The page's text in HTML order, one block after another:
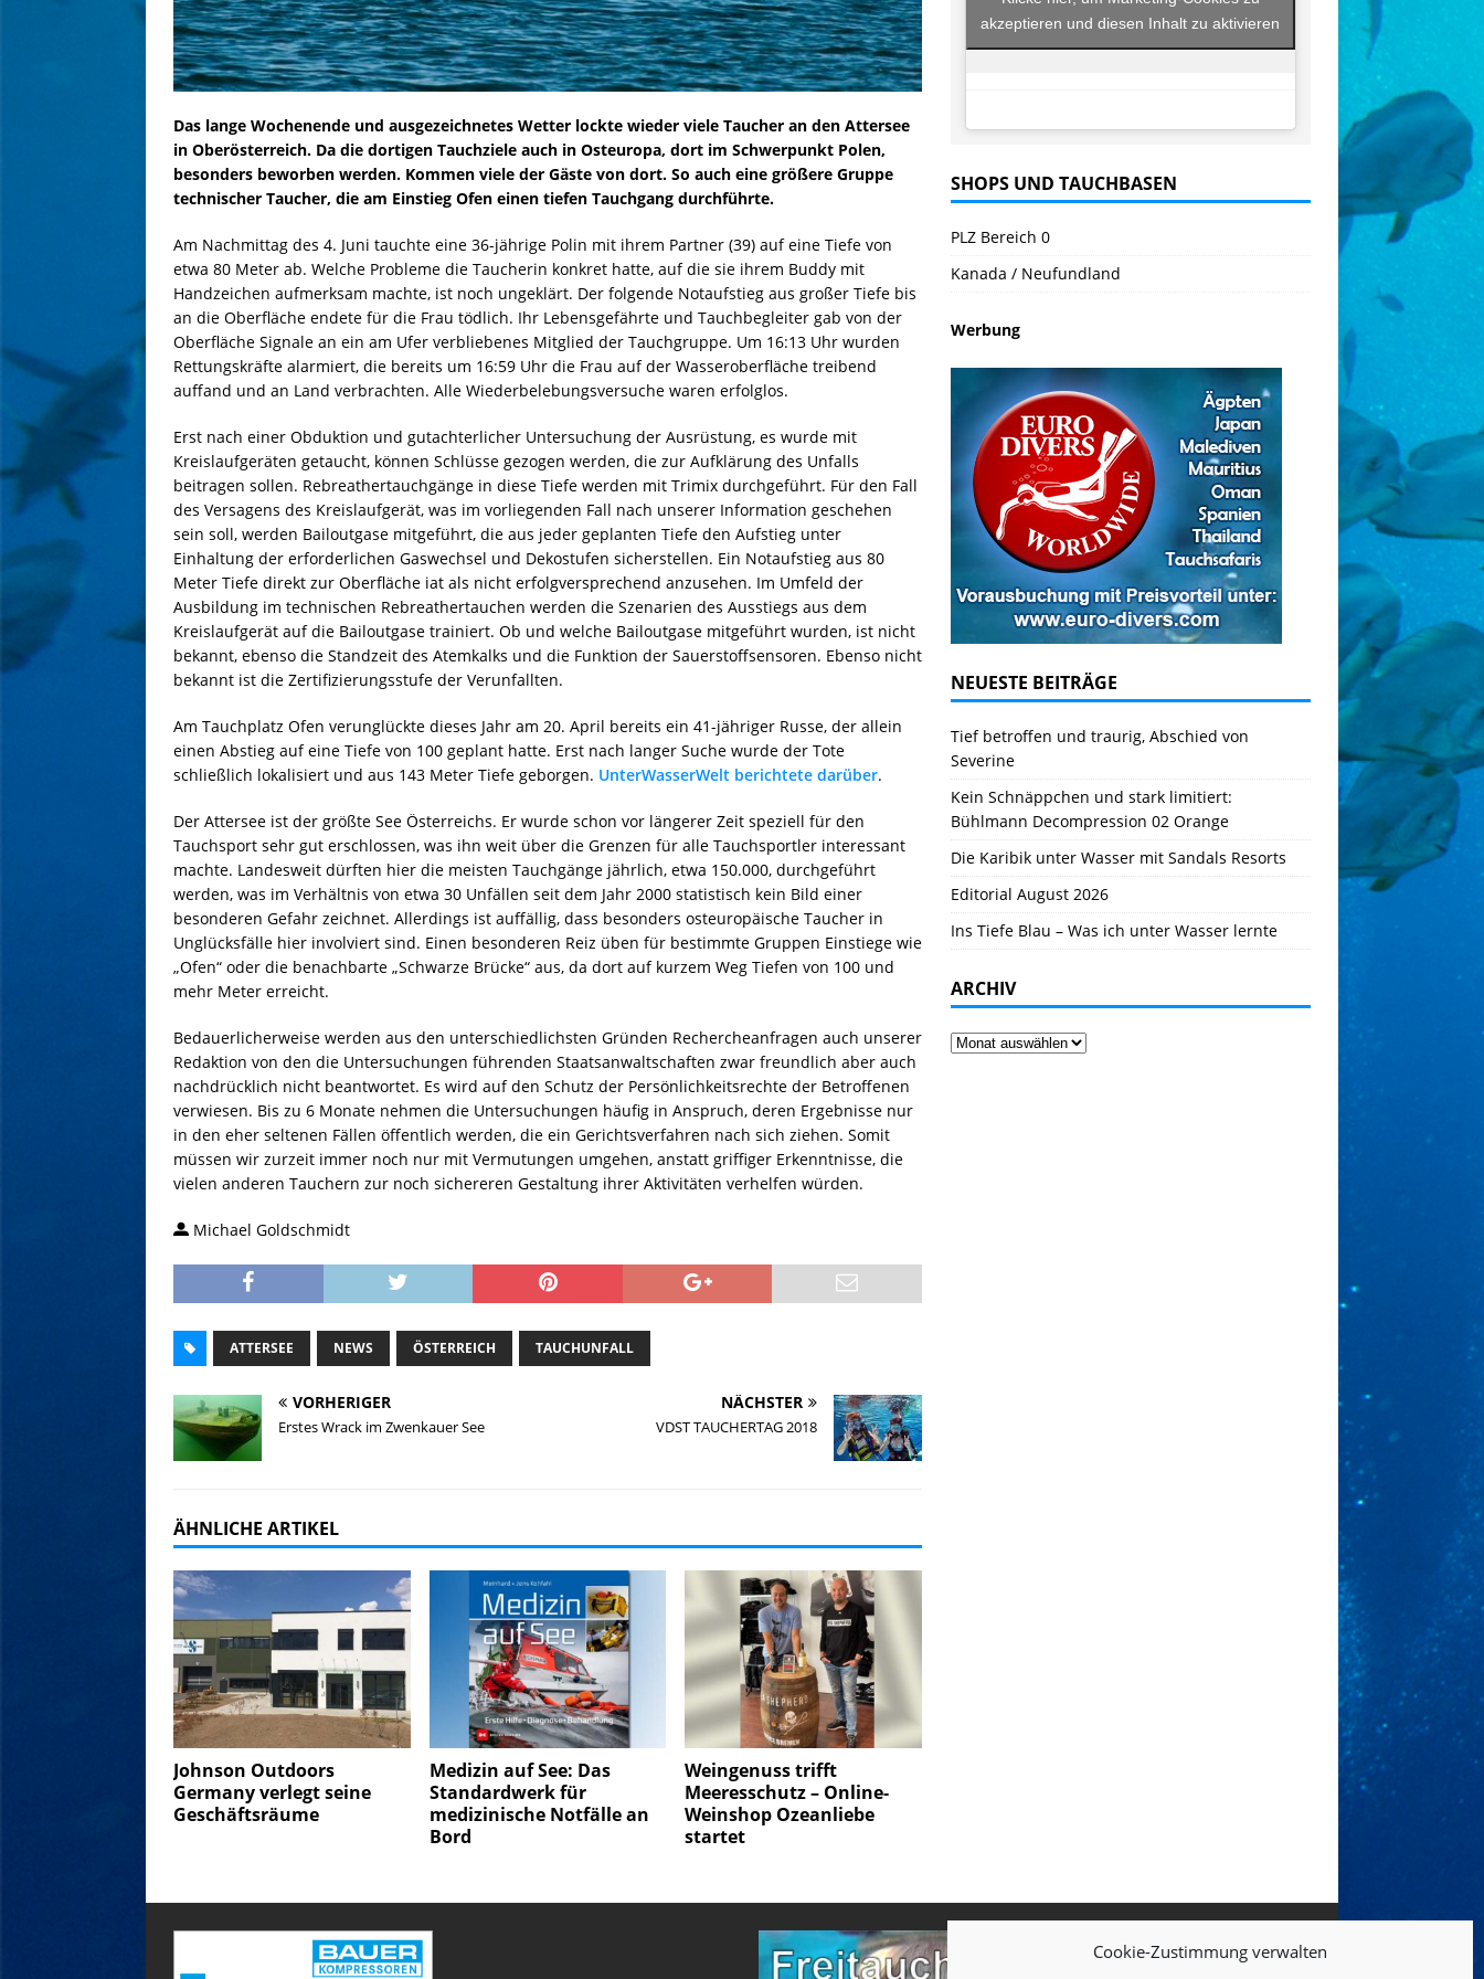
Cookie-Zustimmung verwalten
Das lange Wochenende und ausgezeichnetes Wetter lockte wieder viele Taucher an den Attersee
in Oberösterreich. Da die dortigen Tauchziele auch in Osteuropa, dort im Schwerpunkt Polen,
besonders beworben werden. Kommen viele der Gäste von dort. So auch eine größere Gruppe
technischer Taucher, die am Einstieg Ofen einen tiefen Tauchgang durchführte.
Am Nachmittag des 4. Juni tauchte eine 36-jährige Polin mit ihrem Partner (39) auf eine Tiefe von
etwa 80 Meter ab. Welche Probleme die Taucherin konkret hatte, auf die sie ihrem Buddy mit
Handzeichen aufmerksam machte, ist noch ungeklärt. Der folgende Notaufstieg aus großer Tiefe bis
an die Oberfläche endete für die Frau tödlich. Ihr Lebensgefährte und Tauchbegleiter gab von der
Oberfläche Signale an ein am Ufer verbliebenes Mitglied der Tauchgruppe. Um 16:13 Uhr wurden
Rettungskräfte alarmiert, die bereits um 16:59 Uhr die Frau auf der Wasseroberfläche treibend
auffand und an Land verbrachten. Alle Wiederbelebungsversuche waren erfolglos.
Erst nach einer Obduktion und gutachterlicher Untersuchung der Ausrüstung, es wurde mit
Kreislaufgeräten getaucht, können Schlüsse gezogen werden, die zur Aufklärung des Unfalls
beitragen sollen. Rebreathertauchgänge in diese Tiefe werden mit Trimix durchgeführt. Für den Fall
des Versagens des Kreislaufgerät, was im vorliegenden Fall nach unserer Information geschehen
sein soll, werden Bailoutgase mitgeführt, die aus jeder geplanten Tiefe den Aufstieg unter
Einhaltung der erforderlichen Gaswechsel und Dekostufen sicherstellen. Ein Notaufstieg aus 80
Meter Tiefe direkt zur Oberfläche iat als nicht erfolgversprechend anzusehen. Im Umfeld der
Ausbildung im technischen Rebreathertauchen werden die Szenarien des Ausstiegs aus dem
Kreislaufgerät auf die Bailoutgase trainiert. Ob und welche Bailoutgase mitgeführt wurden, ist nicht
bekannt, ebenso die Standzeit des Atemkalks und die Funktion der Sauerstoffsensoren. Ebenso nicht
bekannt ist die Zertifizierungsstufe der Verunfallten.
Am Tauchplatz Ofen verunglückte dieses Jahr am 20. April bereits ein 41-jähriger Russe, der allein
einen Abstieg auf eine Tiefe von 100 geplant hatte. Erst nach langer Suche wurde der Tote
schließlich lokalisiert und aus 143 Meter Tiefe geborgen. UnterWasserWelt berichtete darüber.
Der Attersee ist der größte See Österreichs. Er wurde schon vor längerer Zeit speziell für den
Tauchsport sehr gut erschlossen, was ihn weit über die Grenzen für alle Tauchsportler interessant
machte. Landesweit dürften hier die meisten Tauchgänge jährlich, etwa 150.000, durchgeführt
werden, was im Verhältnis von etwa 30 Unfällen seit dem Jahr 2000 statistisch kein Bild einer
besonderen Gefahr zeichnet. Allerdings ist auffällig, dass besonders osteuropäische Taucher in
Unglücksfälle hier involviert sind. Einen besonderen Reiz üben für bestimmte Gruppen Einstiege wie
„Ofen“ oder die benachbarte „Schwarze Brücke“ aus, da dort auf kurzem Weg Tiefen von 100 und
mehr Meter erreicht.
Bedauerlicherweise werden aus den unterschiedlichsten Gründen Rechercheanfragen auch unserer
Redaktion von den die Untersuchungen führenden Staatsanwaltschaften zwar freundlich aber auch
nachdrücklich nicht beantwortet. Es wird auf den Schutz der Persönlichkeitsrechte der Betroffenen
verwiesen. Bis zu 6 Monate nehmen die Untersuchungen häufig in Anspruch, deren Ergebnisse nur
in den eher seltenen Fällen öffentlich werden, die ein Gerichtsverfahren nach sich ziehen. Somit
müssen wir zurzeit immer noch nur mit Vermutungen umgehen, anstatt griffiger Erkenntnisse, die
vielen anderen Tauchern zur noch sichereren Gestaltung ihrer Aktivitäten verhelfen würden.
Michael Goldschmidt
ATTERSEE NEWS ÖSTERREICH TAUCHUNFALL
VORHERIGER
Erstes Wrack im Zwenkauer See
NÄCHSTER
VDST TAUCHERTAG 2018
ÄHNLICHE ARTIKEL
Johnson Outdoors
Germany verlegt seine
Geschäftsräume
Medizin auf See: Das
Standardwerk für
medizinische Notfälle an
Bord
Weingenuss trifft
Meeresschutz – Online-
Weinshop Ozeanliebe
startet
akzeptieren und diesen Inhalt zu aktivieren
SHOPS UND TAUCHBASEN
PLZ Bereich 0
Kanada / Neufundland
Werbung
NEUESTE BEITRÄGE
Tief betroffen und traurig, Abschied von
Severine
Kein Schnäppchen und stark limitiert:
Bühlmann Decompression 02 Orange
Die Karibik unter Wasser mit Sandals Resorts
Editorial August 2026
Ins Tiefe Blau – Was ich unter Wasser lernte
ARCHIV